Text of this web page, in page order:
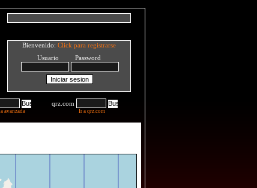
Bienvenido: Click para registrarse
Usuario Password
avanzada
qrz.com
Ir a qrz.com
OR PR QR RR